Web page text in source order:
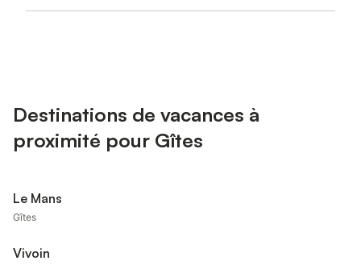
Destinations de vacances à
proximité pour Gîtes
Le Mans
Gîtes
Vivoin